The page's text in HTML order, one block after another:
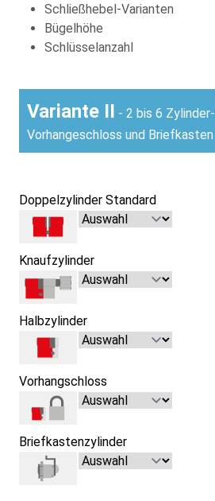
Schließhebel-Varianten
Bügelhöhe
Schlüsselanzahl
Variante II - 2 bis 6
Vorhangeschloss und
Doppelzylinder Standard
Knaufzylinder
Halbzylinder
Vorhangschloss
Briefkastenzylinder